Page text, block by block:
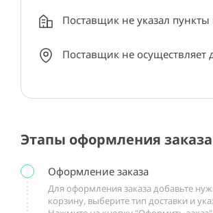
Поставщик не указал
Поставщик не осуществляет
Этапы оформления заказа
Оформление заказа
Для оформления заказа добавьте
корзину, выберите тип доставки и